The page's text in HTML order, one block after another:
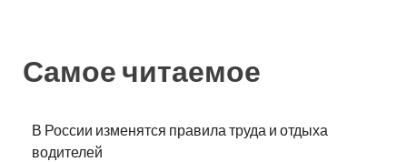
Самое читаемое
В России изменятся правила труда и отдыха
водителей